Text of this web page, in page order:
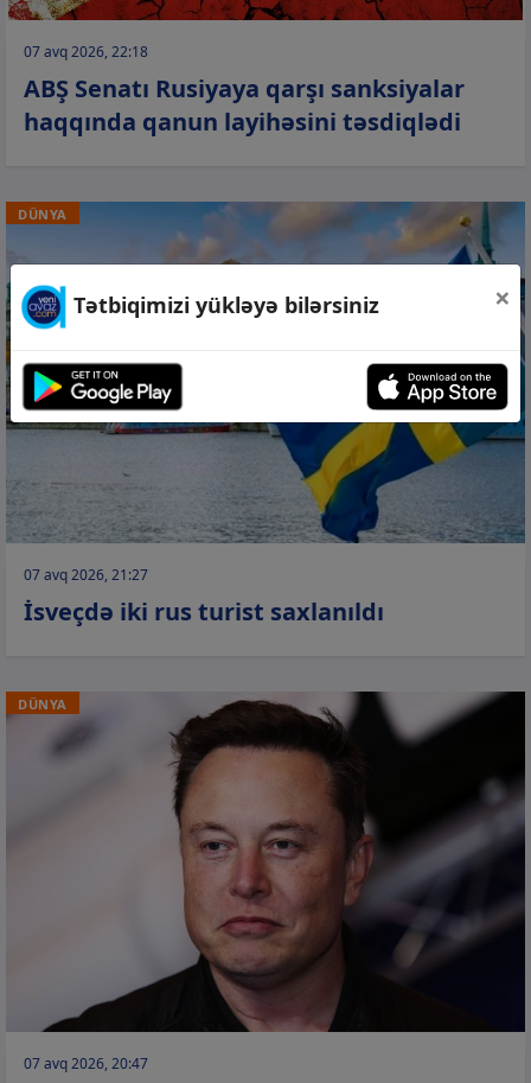
07 avq 2026, 22:18
ABŞ Senatı Rusiyaya qarşı sanksiyalar
haqqında qanun layihəsini təsdiqlədi
DÜNYA
07 avq 2026, 21:27
İsveçdə iki rus turist saxlanıldı
DÜNYA
07 avq 2026, 20:47
Tətbiqimizi yükləyə bilərsiniz ×